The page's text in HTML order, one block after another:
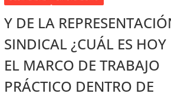
Y DE LA
SINDICAL ¿CUÁL ES HOY
EL MARCO DE TRABAJO
PRÁCTICO DENTRO DE